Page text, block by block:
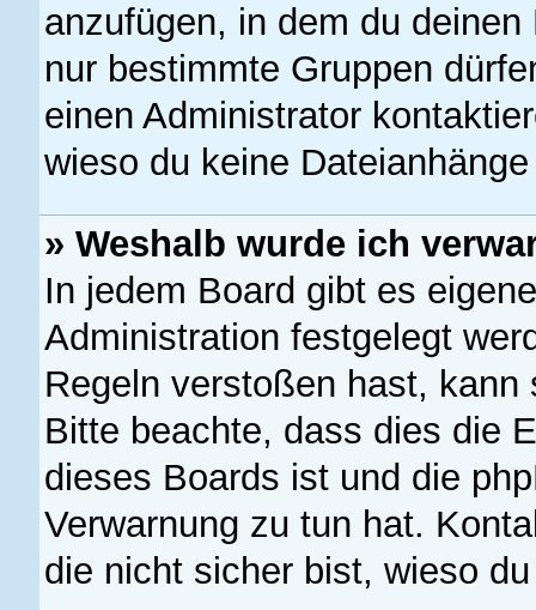
anzufügen, in dem du
nur bestimmte Gruppen
einen Administrator
wieso du keine
» Weshalb wurde ich
In jedem Board gibt es
Administration festgelegt
Regeln verstoßen hast,
Bitte beachte, dass dies die
dieses Boards ist und die
Verwarnung zu tun hat.
die nicht sicher bist, wieso